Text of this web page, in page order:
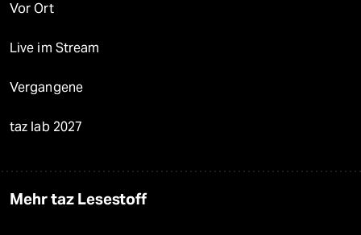
Vor Ort
Live im Stream
Vergangene
taz lab 2027
Mehr taz Lesestoff